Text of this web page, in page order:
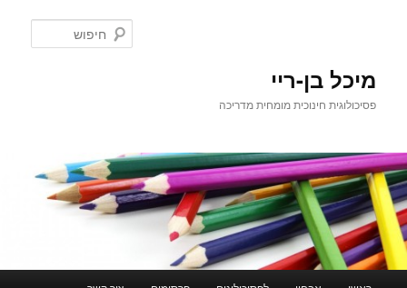
מיכל בן-ריי
פסיכולוגית חינוכית מומחית מדריכה